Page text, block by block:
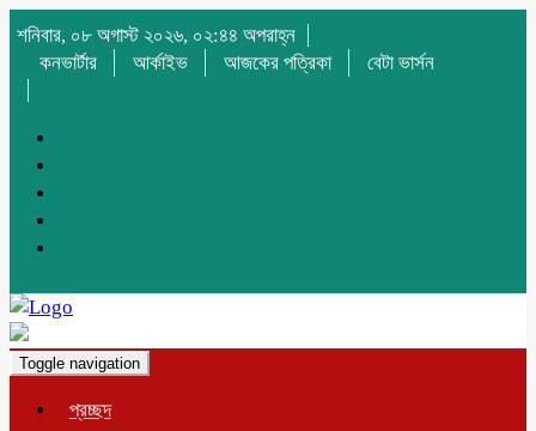
শনিবার, ০৮ অগাস্ট ২০২৬, ০২:৪৪ অপরাহ্ন
কনভার্টার
আর্কাইভ আজকের পত্রিকা বেটা ভার্সন
Toggle navigation
প্রচ্ছদ